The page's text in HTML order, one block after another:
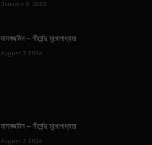
January 5, 2025
মানবজমিন – শীর্ষেন্দু মুখোপাধ্যায়
August 7, 2026
মানবজমিন – শীর্ষেন্দু মুখোপাধ্যায়
August 7, 2026